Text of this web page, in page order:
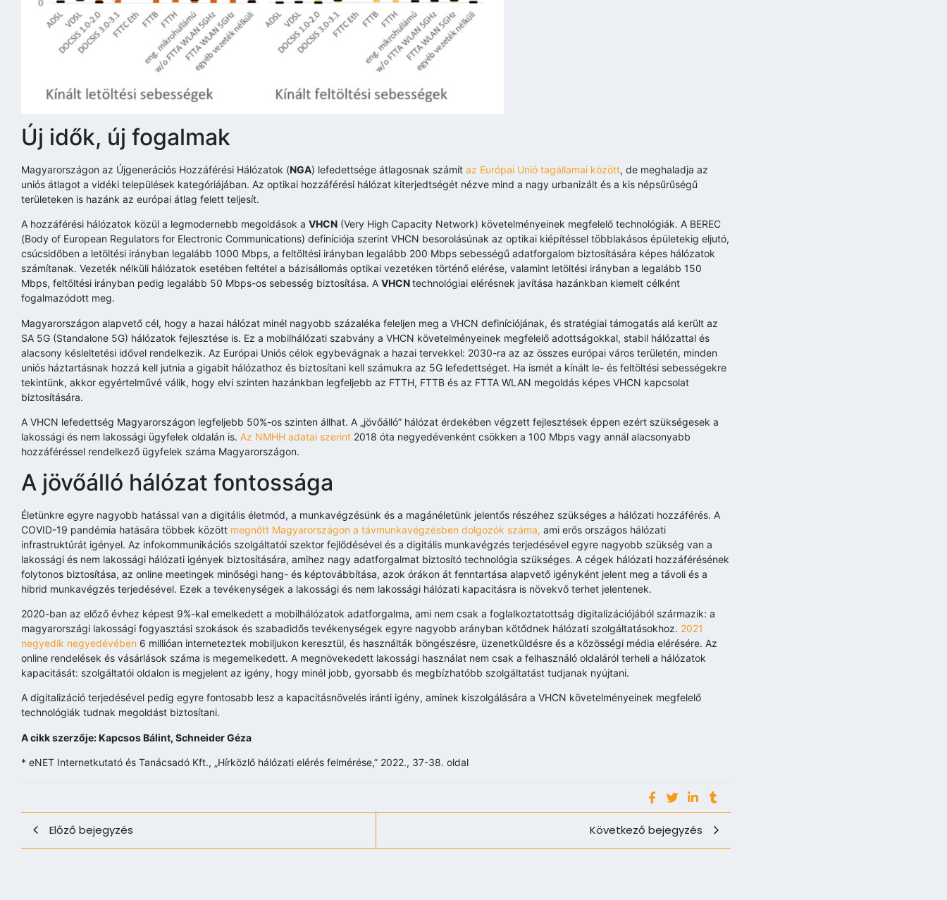
Új idők, új fogalmak
Magyarországon az Újgenerációs Hozzáférési Hálózatok (NGA) lefedettsége átlagosnak számít az Európai Unió tagállamai között, de meghaladja az
uniós átlagot a vidéki települések kategóriájában. Az optikai hozzáférési hálózat kiterjedtségét nézve mind a nagy urbanizált és a kis népsűrűségű
területeken is hazánk az európai átlag felett teljesít.
A hozzáférési hálózatok közül a legmodernebb megoldások a VHCN (Very High Capacity Network) követelményeinek megfelelő technológiák. A BEREC
(Body of European Regulators for Electronic Communications) definíciója szerint VHCN besorolásúnak az optikai kiépítéssel többlakásos épületekig eljutó,
csúcsidőben a letöltési irányban legalább 1000 Mbps, a feltöltési irányban legalább 200 Mbps sebességű adatforgalom biztosítására képes hálózatok
számítanak. Vezeték nélküli hálózatok esetében feltétel a bázisállomás optikai vezetéken történő elérése, valamint letöltési irányban a legalább 150
Mbps, feltöltési irányban pedig legalább 50 Mbps-os sebesség biztosítása. A VHCNtechnológiai elérésnek javítása hazánkban kiemelt célként
fogalmazódott meg.
Magyarországon alapvető cél, hogy a hazai hálózat minél nagyobb százaléka feleljen meg a VHCN definíciójának, és stratégiai támogatás alá került az
SA 5G (Standalone 5G) hálózatok fejlesztése is. Ez a mobilhálózati szabvány a VHCN követelményeinek megfelelő adottságokkal, stabil hálózattal és
alacsony késleltetési idővel rendelkezik. Az Európai Uniós célok egybevágnak a hazai tervekkel: 2030-ra az az összes európai város területén, minden
uniós háztartásnak hozzá kell jutnia a gigabit hálózathoz és biztosítani kell számukra az 5G lefedettséget. Ha ismét a kínált le- és feltöltési sebességekre
tekintünk, akkor egyértelművé válik, hogy elvi szinten hazánkban legfeljebb az FTTH, FTTB és az FTTA WLAN megoldás képes VHCN kapcsolat
biztosítására.
A VHCN lefedettség Magyarországon legfeljebb 50%-os szinten állhat. A „jövőálló” hálózat érdekében végzett fejlesztések éppen ezért szükségesek a
lakossági és nem lakossági ügyfelek oldalán is. Az NMHH adatai szerint 2018 óta negyedévenként csökken a 100 Mbps vagy annál alacsonyabb
hozzáféréssel rendelkező ügyfelek száma Magyarországon.
A jövőálló hálózat fontossága
Életünkre egyre nagyobb hatással van a digitális életmód, a munkavégzésünk és a magánéletünk jelentős részéhez szükséges a hálózati hozzáférés. A
COVID-19 pandémia hatására többek között megnőtt Magyarországon a távmunkavégzésben dolgozók száma, ami erős országos hálózati
infrastruktúrát igényel. Az infokommunikációs szolgáltatói szektor fejlődésével és a digitális munkavégzés terjedésével egyre nagyobb szükség van a
lakossági és nem lakossági hálózati igények biztosítására, amihez nagy adatforgalmat biztosító technológia szükséges. A cégek hálózati hozzáférésének
folytonos biztosítása, az online meetingek minőségi hang- és képtovábbítása, azok órákon át fenntartása alapvető igényként jelent meg a távoli és a
hibrid munkavégzés terjedésével. Ezek a tevékenységek a lakossági és nem lakossági hálózati kapacitásra is növekvő terhet jelentenek.
2020-ban az előző évhez képest 9%-kal emelkedett a mobilhálózatok adatforgalma, ami nem csak a foglalkoztatottság digitalizációjából származik: a
magyarországi lakossági fogyasztási szokások és szabadidős tevékenységek egyre nagyobb arányban kötődnek hálózati szolgáltatásokhoz. 2021
negyedik negyedévében 6 millióan interneteztek mobiljukon keresztül, és használták böngészésre, üzenetküldésre és a közösségi média elérésére. Az
online rendelések és vásárlások száma is megemelkedett. A megnövekedett lakossági használat nem csak a felhasználó oldaláról terheli a hálózatok
kapacitását: szolgáltatói oldalon is megjelent az igény, hogy minél jobb, gyorsabb és megbízhatóbb szolgáltatást tudjanak nyújtani.
A digitalizáció terjedésével pedig egyre fontosabb lesz a kapacitásnövelés iránti igény, aminek kiszolgálására a VHCN követelményeinek megfelelő
technológiák tudnak megoldást biztosítani.
A cikk szerzője: Kapcsos Bálint, Schneider Géza
* eNET Internetkutató és Tanácsadó Kft., „Hírközlő hálózati elérés felmérése,” 2022., 37-38. oldal
Előző bejegyzés Következő bejegyzés